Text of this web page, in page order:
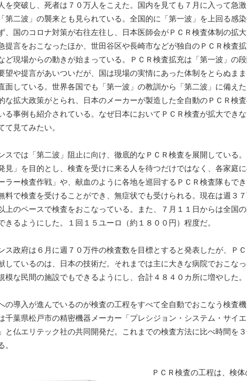
を突破し、死者は７０万人をこえた。国内を見ても７月に入って急
第二波」の襲来とも見られている。全国的に「第一波」を上回る感
、国のコロナ対策が右往左往し、日本医師会がＰＣＲ検査体制の拡
提言をおこなったほか、世田谷区や長崎市などが独自のＰＣＲ検査
ど現場からの動きが始まっている。ＰＣＲ検査拡充は「第一波」の
望や提言があいついだが、国は現場の実情にあった体制をとらぬま
面している。世界各国でも「第一波」の教訓から「第二波」に備え
な拡大政策がとられ、日本のメーカーが製造した全自動のＰＣＲ検
る事例も紹介されている。なぜ日本においてＰＣＲ検査が拡大でき
て見てみたい。
スでは「第二波」阻止に向け、徹底的なＰＣＲ検査を展開している。
見」を目的とし、検査を受けに来る人を待つだけではなく、各家庭
ラー検査作戦」や、献血のように各地を巡回するＰＣＲ検査隊もで
料で検査を受けることができ、無症状でも受けられる。現在は週３
上のペースで検査をおこなっている。また、７月１１日からは全国
きるようにした。１回１５ユーロ（約１８００円）程度だ。
ス政府は６月に週７０万件の検査数を目標とすると発表したが、Ｐ
しているのは、日本の技術だ。それまでは主に大きな病院でおこな
模な民間の施設でもできるようにし、合計４８４０カ所に増やした。
の導入が進んでいるのが検査の工程をすべて全自動でおこなう検査
千葉県松戸市の精密機器メーカー「プレシジョン・システム・サイ
と仏エリテック社の共同開発だ。これまでの検査方法に比べ時間を
。
ＰＣＲ検査の工程は、検体